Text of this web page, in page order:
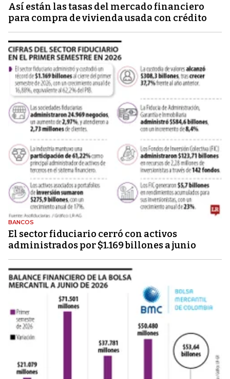
Así están las tasas del mercado financiero
para compra de vivienda usada con crédito
BANCOS
El sector fiduciario cerró con activos
administrados por $1.169 billones a junio